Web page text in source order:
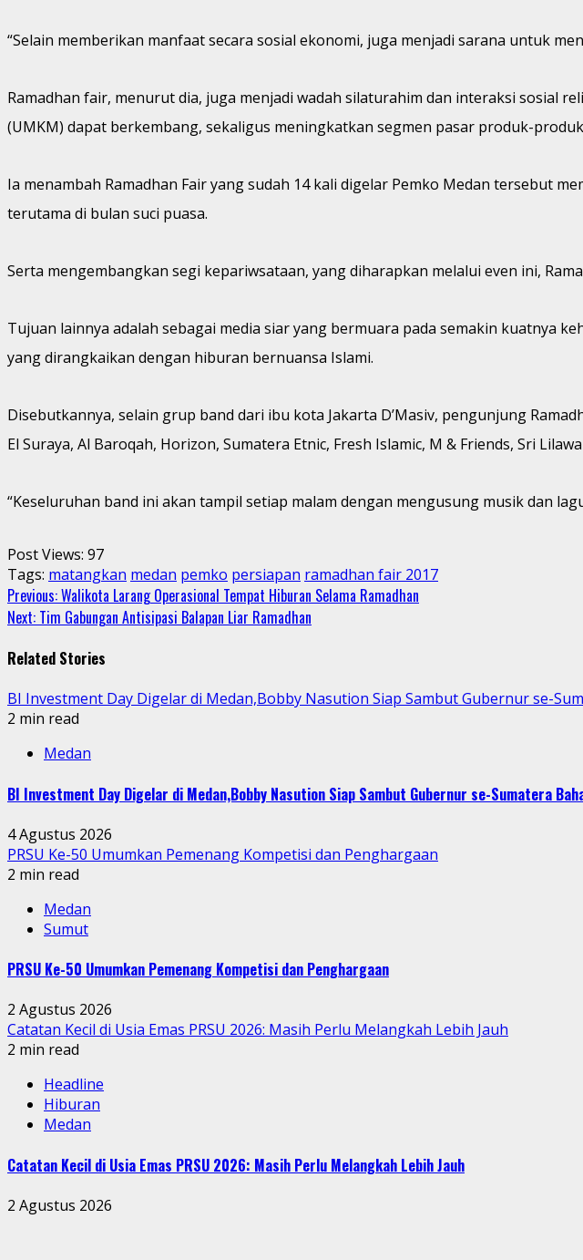
“Selain memberikan manfaat secara sosial ekonomi, juga menjadi sarana untuk
Ramadhan fair, menurut dia, juga menjadi wadah silaturahim dan interaksi sosial
(UMKM) dapat berkembang, sekaligus meningkatkan segmen pasar produk-
Ia menambah Ramadhan Fair yang sudah 14 kali digelar Pemko Medan tersebut
terutama di bulan suci puasa.
Serta mengembangkan segi kepariwsataan, yang diharapkan melalui even ini,
Tujuan lainnya adalah sebagai media siar yang bermuara pada semakin kuatnya
yang dirangkaikan dengan hiburan bernuansa Islami.
Disebutkannya, selain grup band dari ibu kota Jakarta D’Masiv, pengunjung
El Suraya, Al Baroqah, Horizon, Sumatera Etnic, Fresh Islamic, M & Friends, Sri
“Keseluruhan band ini akan tampil setiap malam dengan mengusung musik dan
Post Views: 97
Tags: matangkan medan pemko persiapan ramadhan fair 2017
Continue
Reading
Previous:Walikota Larang Operasional Tempat Hiburan Selama Ramadhan
Next: Tim Gabungan Antisipasi Balapan Liar Ramadhan
Related Stories
BI Investment Day Digelar di Medan,Bobby Nasution Siap Sambut Gubernur se-
2 min read
Medan
BI Investment Day Digelar di Medan,Bobby Nasution Siap Sambut Gubernur se-Sumatera
4 Agustus 2026
PRSU Ke-50 Umumkan Pemenang Kompetisi dan Penghargaan
2 min read
Medan
Sumut
PRSU Ke-50 Umumkan Pemenang Kompetisi dan Penghargaan
2 Agustus 2026
Catatan Kecil di Usia Emas PRSU 2026: Masih Perlu Melangkah Lebih Jauh
2 min read
Headline
Hiburan
Medan
Catatan Kecil di Usia Emas PRSU 2026: Masih Perlu Melangkah Lebih Jauh
2 Agustus 2026